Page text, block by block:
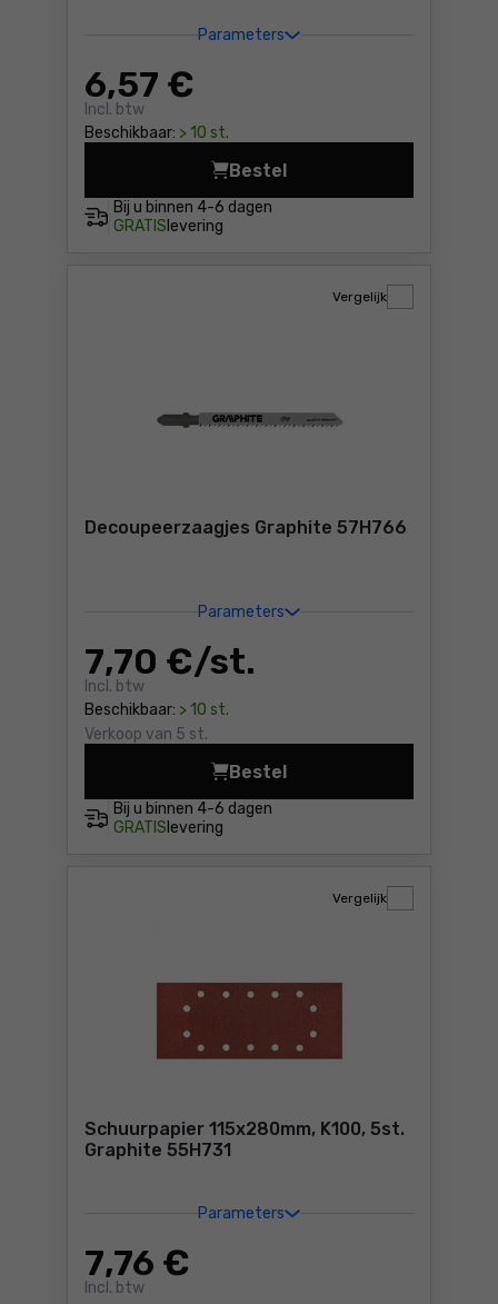
Parameters
6,57 €
Incl. btw
Beschikbaar: > 10 st.
Bij u binnen 4-6 dagen
GRATIS levering
Bestel
Schuurpapier 93x230mm,
Decoupeerzaagjes Graphite 57H766
Parameters
7,70 €/ st.
Incl. btw
Beschikbaar: > 10 st.
Verkoop van 5 st.
Vergelijk
Bij u binnen 4-6 dagen
GRATIS levering
Bestel
Decoupeerzaagjes
Schuurpapier 115x280mm, K100, 5st.
Graphite 55H731
Parameters
7,76 €
Incl. btw
Vergelijk